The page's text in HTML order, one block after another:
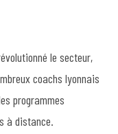
le secteur,
coachs lyonnais
programmes
à distance.